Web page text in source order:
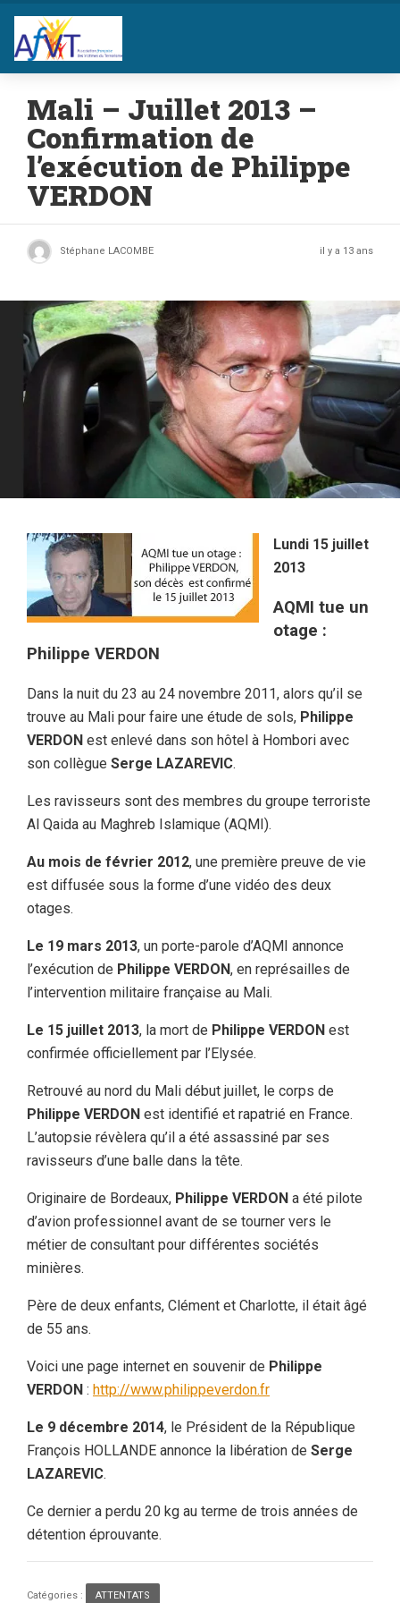
Mali – Juillet 2013 –
Confirmation de
l’exécution de Philippe
VERDON
Stéphane LACOMBE il y a 13 ans
Lundi 15 juillet
2013
AQMI tue un
otage :
Philippe VERDON
Dans la nuit du 23 au 24 novembre 2011, alors qu’il se
trouve au Mali pour faire une étude de sols, Philippe
VERDON est enlevé dans son hôtel à Hombori avec
son collègue Serge LAZAREVIC.
Les ravisseurs sont des membres du groupe terroriste
Al Qaida au Maghreb Islamique (AQMI).
Au mois de février 2012, une première preuve de vie
est diffusée sous la forme d’une vidéo des deux
otages.
Le 19 mars 2013, un porte-parole d’AQMI annonce
l’exécution de Philippe VERDON, en représailles de
l’intervention militaire française au Mali.
Le 15 juillet 2013, la mort de Philippe VERDON est
confirmée officiellement par l’Elysée.
Retrouvé au nord du Mali début juillet, le corps de
Philippe VERDON est identifié et rapatrié en France.
L’autopsie révèlera qu’il a été assassiné par ses
ravisseurs d’une balle dans la tête.
Originaire de Bordeaux, Philippe VERDON a été pilote
d’avion professionnel avant de se tourner vers le
métier de consultant pour différentes sociétés
minières.
Père de deux enfants, Clément et Charlotte, il était âgé
de 55 ans.
Voici une page internet en souvenir de Philippe
VERDON : http://www.philippeverdon.fr
Le 9 décembre 2014, le Président de la République
François HOLLANDE annonce la libération de Serge
LAZAREVIC.
Ce dernier a perdu 20 kg au terme de trois années de
détention éprouvante.
Catégories : ATTENTATS